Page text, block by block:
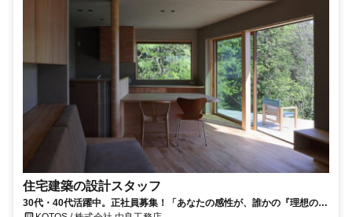
住宅建築の設計スタッフ
30代・40代活躍中。正社員募集！「あなたの感性が、誰かの『理想の日